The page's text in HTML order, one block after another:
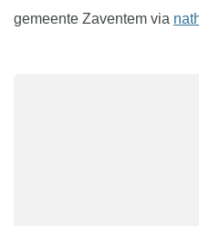
gemeente Zaventem via